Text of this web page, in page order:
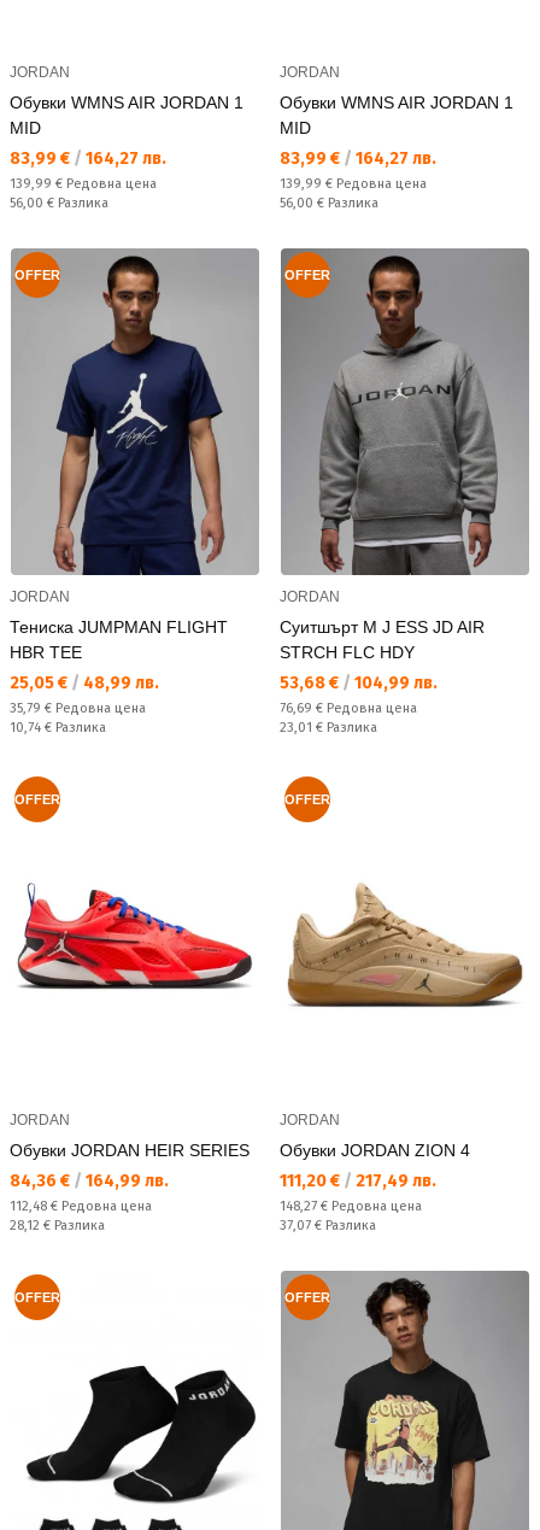
JORDAN
Обувки WMNS AIR JORDAN 1
MID
Текуща цена:
83,99 € / 164,27 лв.
Редовна цена:
139,99 € Редовна цена
Спестявате:
56,00 € Разлика
JORDAN
Обувки WMNS AIR JORDAN 1
MID
Текуща цена:
83,99 € / 164,27 лв.
Редовна цена:
139,99 € Редовна цена
Спестявате:
56,00 € Разлика
OFFER
JORDAN
Тениска JUMPMAN FLIGHT
HBR TEE
Текуща цена:
25,05 € / 48,99 лв.
Редовна цена:
35,79 € Редовна цена
Спестявате:
10,74 € Разлика
OFFER
JORDAN
Суитшърт M J ESS JD AIR
STRCH FLC HDY
Текуща цена:
53,68 € / 104,99 лв.
Редовна цена:
76,69 € Редовна цена
Спестявате:
23,01 € Разлика
OFFER
JORDAN
Обувки JORDAN HEIR SERIES
Текуща цена:
84,36 € / 164,99 лв.
Редовна цена:
112,48 € Редовна цена
Спестявате:
28,12 € Разлика
OFFER
JORDAN
Обувки JORDAN ZION 4
Текуща цена:
111,20 € / 217,49 лв.
Редовна цена:
148,27 € Редовна цена
Спестявате:
37,07 € Разлика
OFFER OFFER